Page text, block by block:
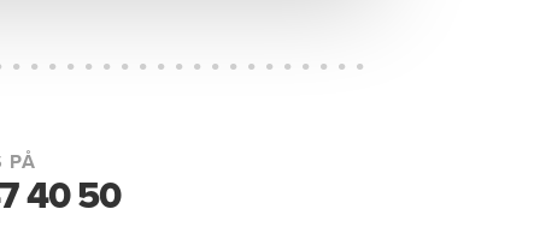
PÅ
40 50